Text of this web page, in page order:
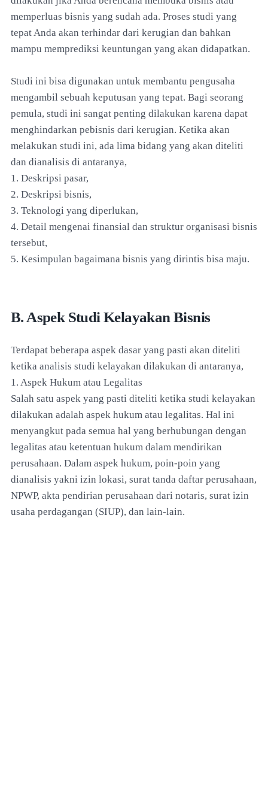
memperluas bisnis yang sudah ada. Proses studi yang
tepat Anda akan terhindar dari kerugian dan bahkan
mampu memprediksi keuntungan yang akan didapatkan.
Studi ini bisa digunakan untuk membantu pengusaha
mengambil sebuah keputusan yang tepat. Bagi seorang
pemula, studi ini sangat penting dilakukan karena dapat
menghindarkan pebisnis dari kerugian. Ketika akan
melakukan studi ini, ada lima bidang yang akan diteliti
dan dianalisis di antaranya,
1. Deskripsi pasar,
2. Deskripsi bisnis,
3. Teknologi yang diperlukan,
4. Detail mengenai finansial dan struktur organisasi bisnis
tersebut,
5. Kesimpulan bagaimana bisnis yang dirintis bisa maju.
B. Aspek Studi Kelayakan Bisnis
Terdapat beberapa aspek dasar yang pasti akan diteliti
ketika analisis studi kelayakan dilakukan di antaranya,
1. Aspek Hukum atau Legalitas
Salah satu aspek yang pasti diteliti ketika studi kelayakan
dilakukan adalah aspek hukum atau legalitas. Hal ini
menyangkut pada semua hal yang berhubungan dengan
legalitas atau ketentuan hukum dalam mendirikan
perusahaan. Dalam aspek hukum, poin-poin yang
dianalisis yakni izin lokasi, surat tanda daftar perusahaan,
NPWP, akta pendirian perusahaan dari notaris, surat izin
usaha perdagangan (SIUP), dan lain-lain.